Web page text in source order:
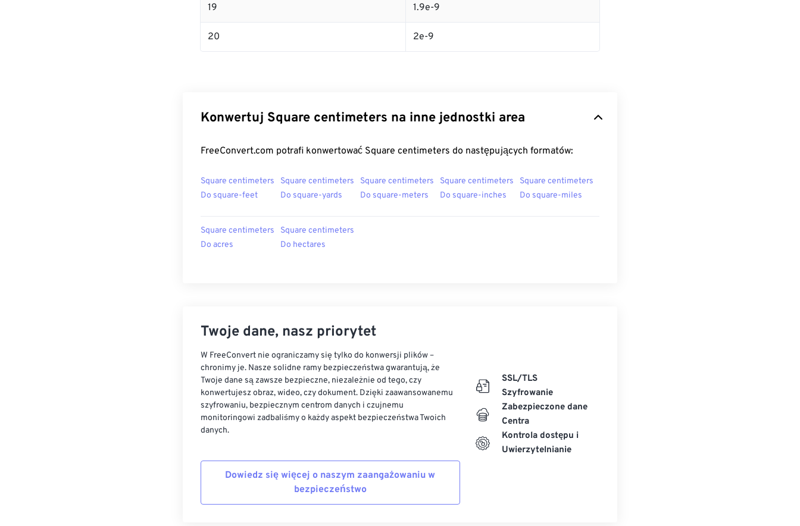
19 1.9e-9
20 2e-9
Konwertuj Square centimeters na inne jednostki area
FreeConvert.com potrafi konwertować Square centimeters do następujących formatów:
Square centimeters
Do square-feet
Square centimeters
Do square-yards
Square centimeters
Do square-meters
Square centimeters
Do square-inches
Square centimeters
Do square-miles
Square centimeters
Do acres
Square centimeters
Do hectares
Twoje dane, nasz priorytet
W FreeConvert nie ograniczamy się tylko do konwersji plików –
chronimy je. Nasze solidne ramy bezpieczeństwa gwarantują, że
Twoje dane są zawsze bezpieczne, niezależnie od tego, czy
konwertujesz obraz, wideo, czy dokument. Dzięki zaawansowanemu
szyfrowaniu, bezpiecznym centrom danych i czujnemu
monitoringowi zadbaliśmy o każdy aspekt bezpieczeństwa Twoich
danych.
Dowiedz się więcej o naszym zaangażowaniu w
bezpieczeństwo
SSL/TLS
Szyfrowanie
Zabezpieczone dane
Centra
Kontrola dostępu i
Uwierzytelnianie